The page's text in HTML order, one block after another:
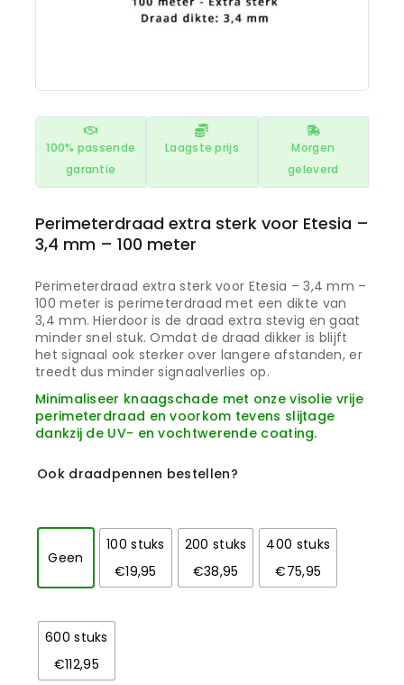
100% passende
garantie
Laagste prijs
Morgen
geleverd
Perimeterdraad extra sterk voor Etesia –
3,4 mm – 100 meter
Perimeterdraad extra sterk voor Etesia – 3,4 mm –
100 meter is perimeterdraad met een dikte van
3,4 mm. Hierdoor is de draad extra stevig en gaat
minder snel stuk. Omdat de draad dikker is blijft
het signaal ook sterker over langere afstanden, er
treedt dus minder signaalverlies op.
Minimaliseer knaagschade met onze visolie vrije
perimeterdraad en voorkom tevens slijtage
dankzij de UV- en vochtwerende coating.
Ook draadpennen bestellen?
Geen
100 stuks
€19,95
200 stuks
€38,95
400 stuks
€75,95
600 stuks
€112,95